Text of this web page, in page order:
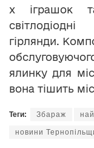
х іграшок
світлодіодні
гірлянди.
ялинку для
вона тішить
Теги: Збараж
новини